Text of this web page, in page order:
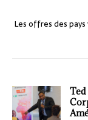
Les offres des
Ted